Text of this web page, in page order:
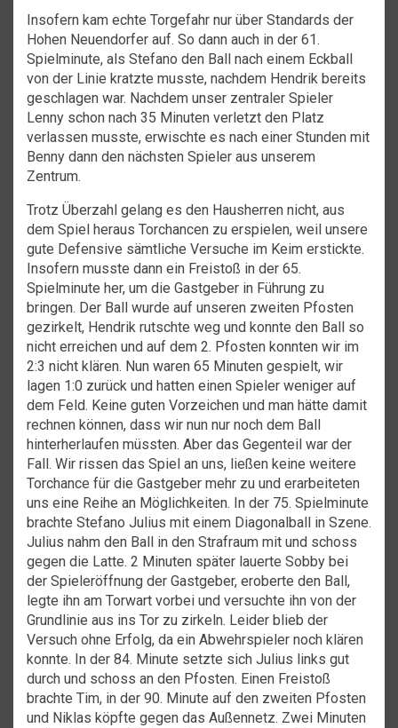
Insofern kam echte Torgefahr nur über Standards der
Hohen Neuendorfer auf. So dann auch in der 61.
Spielminute, als Stefano den Ball nach einem Eckball
von der Linie kratzte musste, nachdem Hendrik bereits
geschlagen war. Nachdem unser zentraler Spieler
Lenny schon nach 35 Minuten verletzt den Platz
verlassen musste, erwischte es nach einer Stunden mit
Benny dann den nächsten Spieler aus unserem
Zentrum.
Trotz Überzahl gelang es den Hausherren nicht, aus
dem Spiel heraus Torchancen zu erspielen, weil unsere
gute Defensive sämtliche Versuche im Keim erstickte.
Insofern musste dann ein Freistoß in der 65.
Spielminute her, um die Gastgeber in Führung zu
bringen. Der Ball wurde auf unseren zweiten Pfosten
gezirkelt, Hendrik rutschte weg und konnte den Ball so
nicht erreichen und auf dem 2. Pfosten konnten wir im
2:3 nicht klären. Nun waren 65 Minuten gespielt, wir
lagen 1:0 zurück und hatten einen Spieler weniger auf
dem Feld. Keine guten Vorzeichen und man hätte damit
rechnen können, dass wir nun nur noch dem Ball
hinterherlaufen müssten. Aber das Gegenteil war der
Fall. Wir rissen das Spiel an uns, ließen keine weitere
Torchance für die Gastgeber mehr zu und erarbeiteten
uns eine Reihe an Möglichkeiten. In der 75. Spielminute
brachte Stefano Julius mit einem Diagonalball in Szene.
Julius nahm den Ball in den Strafraum mit und schoss
gegen die Latte. 2 Minuten später lauerte Sobby bei
der Spieleröffnung der Gastgeber, eroberte den Ball,
legte ihn am Torwart vorbei und versuchte ihn von der
Grundlinie aus ins Tor zu zirkeln. Leider blieb der
Versuch ohne Erfolg, da ein Abwehrspieler noch klären
konnte. In der 84. Minute setzte sich Julius links gut
durch und schoss an den Pfosten. Einen Freistoß
brachte Tim, in der 90. Minute auf den zweiten Pfosten
und Niklas köpfte gegen das Außennetz. Zwei Minuten